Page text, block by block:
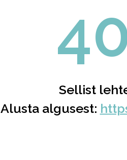
Sellist
Alusta algusest: